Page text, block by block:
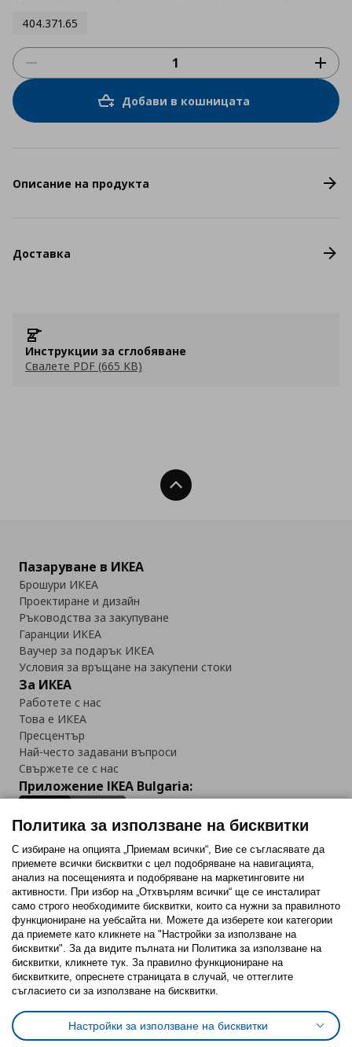
404.371.65
Добави в кошницата
Описание на продукта
Доставка
Инструкции за сглобяване
Свалете PDF (665 KB)
Нагоре
Пазаруване в ИКЕА
Брошури ИКЕА
Проектиране и дизайн
Ръководства за закупуване
Гаранции ИКЕА
Ваучер за подарък ИКЕА
Условия за връщане на закупени стоки
За ИКЕА
Работете с нас
Това е ИКЕА
Пресцентър
Най-често задавани въпроси
Свържете се с нас
Приложение IKEA Bulgaria:
Последвайте ни:
FacebookTwitterYoutubePinterestInstagram
Политика за използване на бисквитки (Cookies)
Избор на настройки за използване на бисквитки
Условия за ползване на ikea.bgОбща политика за личните данни
Политика за защита на личните данни на ikea.bg
Политика за използване на бисквитки
С избиране на опцията „Приемам всички“, Вие се съгласявате да
приемете всички бисквитки с цел подобряване на навигацията,
анализ на посещенията и подобряване на маркетинговите ни
активности. При избор на „Отхвърлям всички“ ще се инсталират
само строго необходимитe бисквитки, които са нужни за правилното
функциониране на уебсайта ни. Можете да изберете кои категории
да приемете като кликнете на "Настройки за използване на
бисквитки". За да видите пълната ни Политика за използване на
бисквитки, кликнете тук. За правилно функциониране на
бисквитките, опреснете страницата в случай, че оттеглите
съгласието си за използване на бисквитки.
Настройки за използване на бисквитки